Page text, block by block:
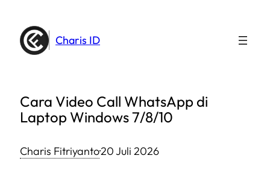
konten
Charis ID
Cara Video Call WhatsApp di
Laptop Windows 7/8/10
Charis Fitriyanto·20 Juli 2026